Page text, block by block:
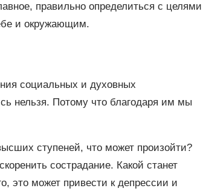
правильно определиться с целями
и окружающим.
социальных и духовных
нельзя. Потому что благодаря им мы
ступеней, что может произойти?
сострадание. Какой станет
это может привести к депрессии и